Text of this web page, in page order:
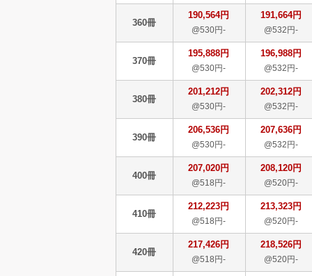
360冊
190,564円
@530円-
191,664円
@532円-
370冊
195,888円
@530円-
196,988円
@532円-
380冊
201,212円
@530円-
202,312円
@532円-
390冊
206,536円
@530円-
207,636円
@532円-
400冊
207,020円
@518円-
208,120円
@520円-
410冊
212,223円
@518円-
213,323円
@520円-
420冊
217,426円
@518円-
218,526円
@520円-